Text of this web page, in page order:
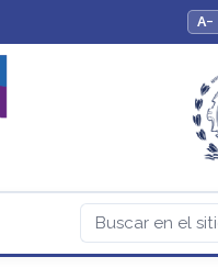
A−